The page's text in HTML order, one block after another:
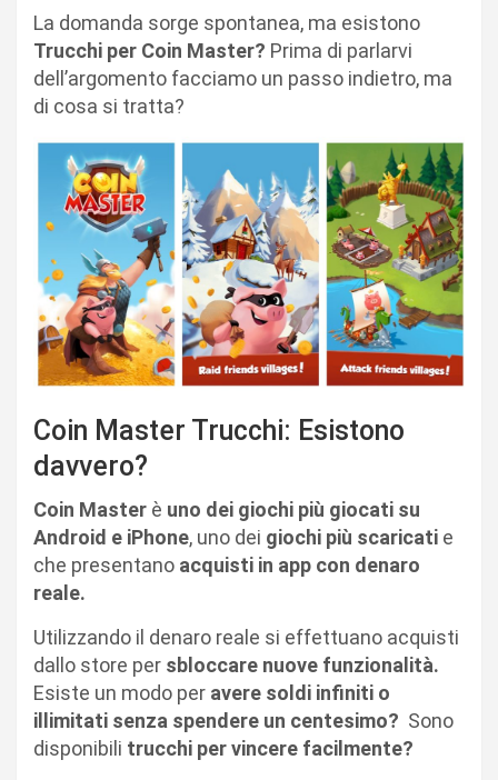
La domanda sorge spontanea, ma esistono
Trucchi per Coin Master? Prima di parlarvi
dell’argomento facciamo un passo indietro, ma
di cosa si tratta?
Coin Master Trucchi: Esistono
davvero?
Coin Master è uno dei giochi più giocati su
Android e iPhone, uno dei giochi più scaricati e
che presentano acquisti in app con denaro
reale.
Utilizzando il denaro reale si effettuano acquisti
dallo store per sbloccare nuove funzionalità.
Esiste un modo per avere soldi infiniti o
illimitati senza spendere un centesimo? Sono
disponibili trucchi per vincere facilmente?